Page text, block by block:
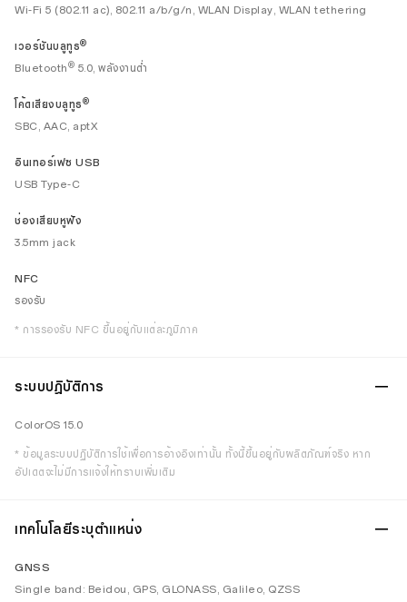
Wi-Fi 5 (802.11 ac), 802.11 a/b/g/n, WLAN Display, WLAN tethering
เวอร์ชันบลูทูธ®
Bluetooth ® 5.0, พลังงานต่ำ
โค้ดเสียงบลูทูธ ®
SBC, AAC, aptX
อินเทอร์เฟซ USB
USB Type-C
ช่องเสียบหูฟัง
3.5mm jack
NFC
รองรับ
* การรองรับ NFC ขึ้นอยู่กับแต่ละภูมิภาค
ระบบปฎิบัติการ
ColorOS 15.0
* ข้อมูลระบบปฏิบัติการใช้เพื่อการอ้างอิงเท่านั้น ทั้งนี้ขึ้นอยู่กับผลิตภัณฑ์จริง หาก
อัปเดตจะไม่มีการแจ้งให้ทราบเพิ่มเติม
เทคโนโลยีระบุตำแหน่ง
GNSS
Single band: Beidou, GPS, GLONASS, Galileo, QZSS